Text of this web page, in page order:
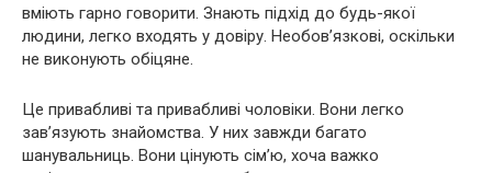
вміють гарно говорити. Знають підхід до будь-якої
людини, легко входять у довіру. Необов’язкові, оскільки
не виконують обіцяне.
Це привабливі та привабливі чоловіки. Вони легко
зав’язують знайомства. У них завжди багато
шанувальниць. Вони цінують сім’ю, хоча важко